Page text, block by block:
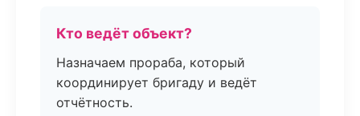
Кто ведёт объект?
Назначаем прораба, который
координирует бригаду и ведёт
отчётность.